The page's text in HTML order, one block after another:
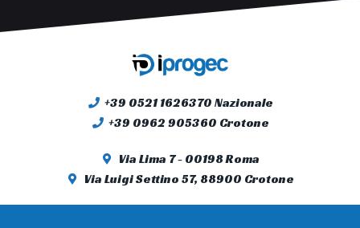
+39 0521 1626370 Nazionale
+39 0962 905360 Crotone
Via Lima 7 - 00198 Roma
Via Luigi Settino 57, 88900 Crotone